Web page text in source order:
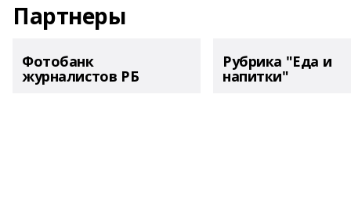
Партнеры
Фотобанк
журналистов РБ
Рубрика "Еда и
напитки"